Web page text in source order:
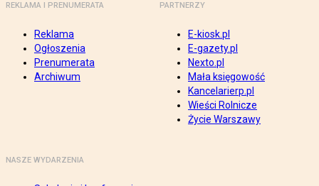
REKLAMA I PRENUMERATA
Reklama
Ogłoszenia
Prenumerata
Archiwum
PARTNERZY
E-kiosk.pl
E-gazety.pl
Nexto.pl
Mała księgowość
Kancelarierp.pl
Wieści Rolnicze
Życie Warszawy
NASZE WYDARZENIA